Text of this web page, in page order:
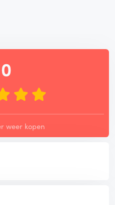
weer kopen